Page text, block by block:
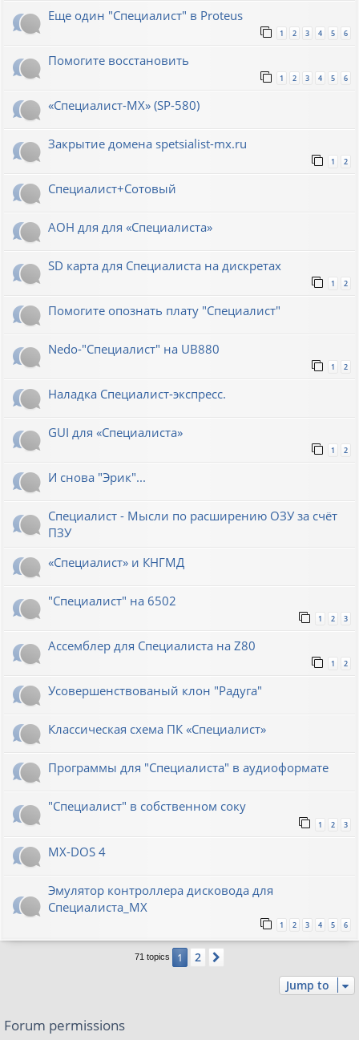
Еще один "Специалист" в Proteus
1 2 3 4 5 6
Помогите восстановить
1 2 3 4 5 6
«Специалист-МХ» (SP-580)
Закрытие домена spetsialist-mx.ru
1 2
Специалист+Сотовый
АОН для для «Специалиста»
SD карта для Cпециалиста на дискретах
1 2
Помогите опознать плату "Специалист"
Nedo-"Специалист" на UB880
1 2
Наладка Специалист-экспресс.
GUI для «Специалиста»
1 2
И снова "Эрик"...
Специалист - Мысли по расширению ОЗУ за счёт
ПЗУ
«Специалист» и КНГМД
"Специалист" на 6502
1 2 3
Ассемблер для Специалиста на Z80
1 2
Усовершенствованый клон "Радуга"
Классическая схема ПК «Специалист»
Программы для "Специалиста" в аудиоформате
"Специалист" в собственном соку
1 2 3
MX-DOS 4
Эмулятор контроллера дисковода для
Специалиста_МХ
1 2 3 4 5 6
71 topics 1 2
Jump to
Forum permissions